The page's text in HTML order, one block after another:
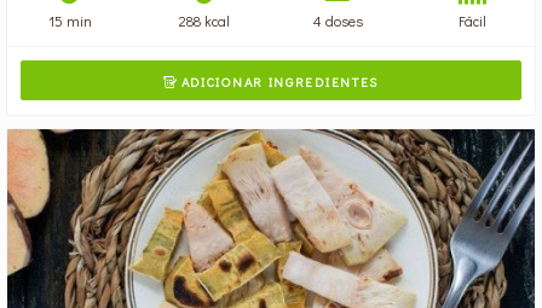
15 min 288 kcal 4 doses Fácil
ADICIONAR INGREDIENTES